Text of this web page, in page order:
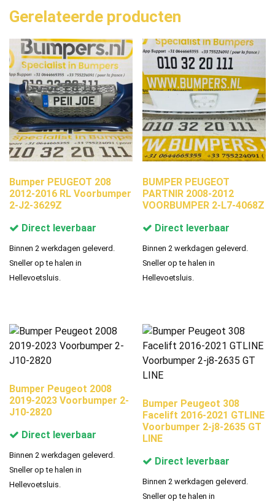
Gerelateerde producten
Bumper PEUGEOT 208
2012-2016 RL Voorbumper
2-J2-3629Z
Direct leverbaar
Binnen 2 werkdagen geleverd.
Sneller op te halen in
Hellevoetsluis.
BUMPER PEUGEOT
PARTNIR 2008-2012
VOORBUMPER 2-L7-4068Z
Direct leverbaar
Binnen 2 werkdagen geleverd.
Sneller op te halen in
Hellevoetsluis.
Bumper Peugeot 2008
2019-2023 Voorbumper 2-
J10-2820
Direct leverbaar
Binnen 2 werkdagen geleverd.
Sneller op te halen in
Hellevoetsluis.
Bumper Peugeot 308
Facelift 2016-2021 GTLINE
Voorbumper 2-j8-2635 GT
LINE
Direct leverbaar
Binnen 2 werkdagen geleverd.
Sneller op te halen in